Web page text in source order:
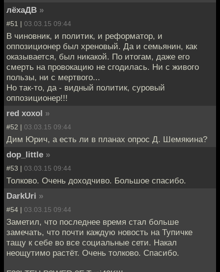
лёхаДВ »
#51 | 03.03.15 09:44
B чиновник, и политик, и реформатор, и
оппозиционер был хреновый. Да и семьянин, как
оказывается, был никакой. По итогам, даже его
смерть на провокацию не сгодилась. Ни с живого
пользы, ни с мертвого...
Но так-то, да - видный политик, суровый
оппозиционер!!!
red xoxol »
#52 | 03.03.15 09:44
Дим Юрич, а есть ли в планах опрос Д. Шемякина?
dop_little »
#53 | 03.03.15 09:44
Толково. Очень доходчиво. Большое спасибо.
DarkUri »
#54 | 03.03.15 09:44
Заметил, что последнее время стал больше
замечать, что почти каждую новость на Тупичке
тащу к себе во все социальные сети. Накал
неощутимо растёт. Очень толково. Спасибо.